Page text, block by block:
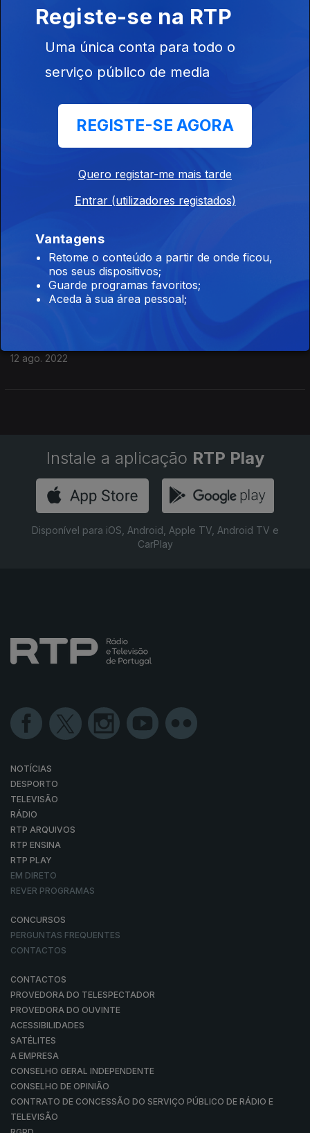
08 ago. 2024
Femme Falafel, Zarco, Ganso, Cláudia Pascoal, Valete e Miguel
Atalaia alguns dos convidados da primeira emissão deste ano.
Festival Bons Sons 2022
Festival Bons Sons 2022
Festival Bons Sons 2022
13 ago. 2022
12 ago. 2022
Instale a aplicação RTP Play
Disponível para iOS, Android, Apple TV, Android TV e
CarPlay
NOTÍCIAS
DESPORTO
TELEVISÃO
RÁDIO
RTP ARQUIVOS
RTP ENSINA
RTP PLAY
EM DIRETO
REVER PROGRAMAS
CONCURSOS
PERGUNTAS FREQUENTES
CONTACTOS
CONTACTOS
PROVEDORA DO TELESPECTADOR
PROVEDORA DO OUVINTE
ACESSIBILIDADES
SATÉLITES
A EMPRESA
CONSELHO GERAL INDEPENDENTE
CONSELHO DE OPINIÃO
CONTRATO DE CONCESSÃO DO SERVIÇO PÚBLICO DE RÁDIO E
TELEVISÃO
Registe-se na RTP
Uma única conta para todo o
serviço público de media
REGISTE-SE AGORA
Quero registar-me mais tarde
Entrar (utilizadores registados)
Vantagens
Retome o conteúdo a partir de onde ficou,
nos seus dispositivos;
Guarde programas favoritos;
Aceda à sua área pessoal;